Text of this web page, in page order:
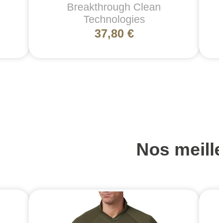
Breakthrough Clean
Technologies
37,80 €
Nos